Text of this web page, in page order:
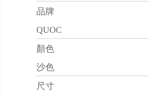
品牌
QUOC
顏色
沙色
尺寸